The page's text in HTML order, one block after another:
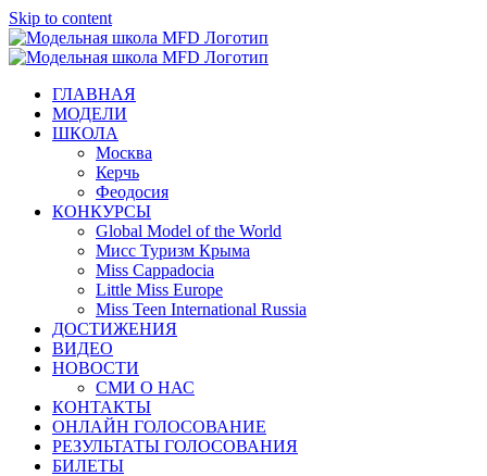
Skip to content
ГЛАВНАЯ
МОДЕЛИ
ШКОЛА
Москва
Керчь
Феодосия
КОНКУРСЫ
Global Model of the World
Мисс Туризм Крыма
Miss Cappadocia
Little Miss Europe
Miss Teen International Russia
ДОСТИЖЕНИЯ
ВИДЕО
НОВОСТИ
СМИ О НАС
КОНТАКТЫ
ОНЛАЙН ГОЛОСОВАНИЕ
РЕЗУЛЬТАТЫ ГОЛОСОВАНИЯ
БИЛЕТЫ